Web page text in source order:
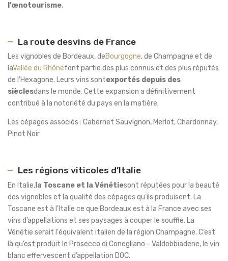
l’œnotourisme.
La route desvins de France
Les vignobles de Bordeaux, deBourgogne, de Champagne et de
laVallée du Rhônefont partie des plus connus et des plus réputés
de l'Hexagone. Leurs vins sontexportés depuis des
sièclesdans le monde. Cette expansion a définitivement
contribué à la notoriété du pays en la matière.
Les cépages associés : Cabernet Sauvignon, Merlot, Chardonnay,
Pinot Noir
Les régions viticoles d’Italie
En Italie, la Toscane et la Vénétiesont réputées pour la beauté
des vignobles et la qualité des cépages qu’ils produisent. La
Toscane est à l'Italie ce que Bordeaux est à la France avec ses
vins d’appellations et ses paysages à couper le souffle. La
Vénétie serait l'équivalent italien de la région Champagne. C’est
là qu’est produit le Prosecco di Conegliano - Valdobbiadene, le vin
blanc effervescent d’appellation DOC.